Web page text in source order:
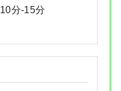
10分-15分